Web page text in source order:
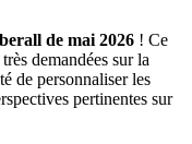
de mai 2026 ! Ce
demandées sur la
de personnaliser les
pertinentes sur